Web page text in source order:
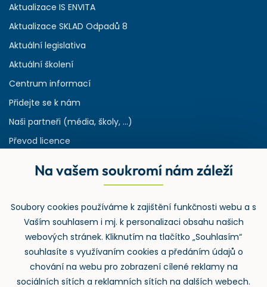
Aktualizace IS ENVITA
Aktualizace SKLAD Odpadů 8
Aktuální legislativa
Aktuální školení
Centrum informací
Přidejte se k nám
Naši partneři (média, školy, ...)
Převod licence
Rejstřík používaných zkratek v odpadech
Zpětný odběr
Na vašem soukromí nám záleží
Soubory cookies používáme k zajištění funkčnosti webu a s
Vaším souhlasem i mj. k personalizaci obsahu našich
webových stránek. Kliknutím na tlačítko „Souhlasím“
souhlasíte s využívaním cookies a předáním údajů o
chování na webu pro zobrazení cílené reklamy na
sociálních sítích a reklamních sítích na dalších webech.